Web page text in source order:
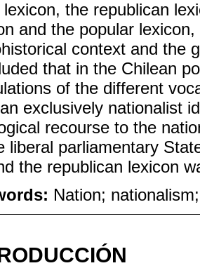
lexicon, the republican
and the popular
context and the
that in the Chilean
of the different
exclusively nationalist
recourse to the
liberal parliamentary
the republican lexicon
Nation;